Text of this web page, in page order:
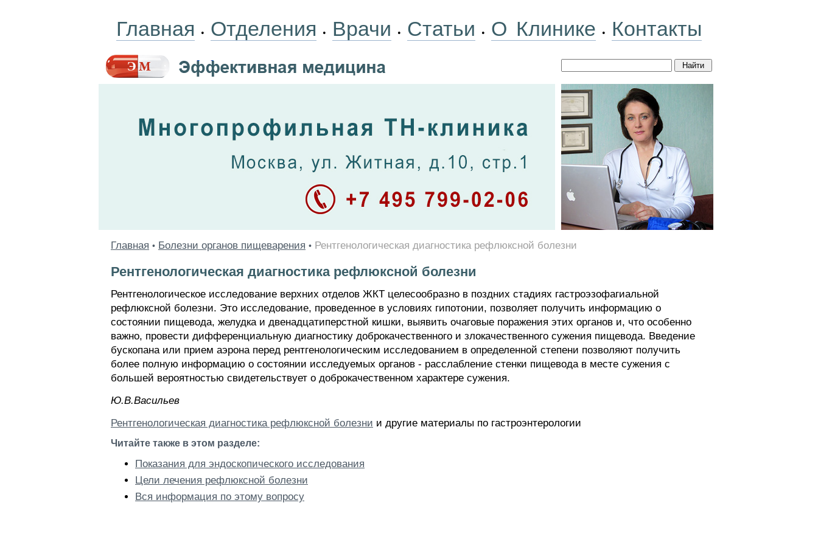
Главная • Отделения • Врачи • Статьи • О Клинике • Контакты
Главная • Болезни органов пищеварения • Рентгенологическая диагностика рефлюксной болезни
Рентгенологическая диагностика рефлюксной болезни
Рентгенологическое исследование верхних отделов ЖКТ целесообразно в поздних стадиях гастроэзофагиальной
рефлюксной болезни. Это исследование, проведенное в условиях гипотонии, позволяет получить информацию о
состоянии пищевода, желудка и двенадцатиперстной кишки, выявить очаговые поражения этих органов и, что особенно
важно, провести дифференциальную диагностику доброкачественного и злокачественного сужения пищевода. Введение
бускопана или прием аэрона перед рентгенологическим исследованием в определенной степени позволяют получить
более полную информацию о состоянии исследуемых органов - расслабление стенки пищевода в месте сужения с
большей вероятностью свидетельствует о доброкачественном характере сужения.
Ю.В.Васильев
Рентгенологическая диагностика рефлюксной болезни и другие материалы по гастроэнтерологии
Читайте также в этом разделе:
Показания для эндоскопического исследования
Цели лечения рефлюксной болезни
Вся информация по этому вопросу